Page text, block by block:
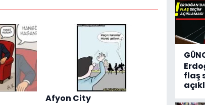
Afyon City
flaş